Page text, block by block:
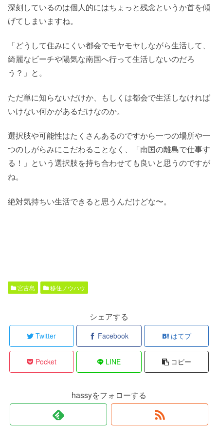
深刻しているのは個人的にはちょっと残念というか首を傾
げてしまいますね。
「どうして住みにくい都会でモヤモヤしながら生活して、
綺麗なビーチや陽気な南国へ行って生活しないのだろ
う？」と。
ただ単に知らないだけか、もしくは都会で生活しなければ
いけない何かがあるだけなのか。
選択肢や可能性はたくさんあるのですから一つの場所や一
つのしがらみにこだわることなく、「南国の離島で仕事す
る！」という選択肢を持ち合わせても良いと思うのですが
ね。
絶対気持ちい生活できると思うんだけどな〜。
宮古島 移住ノウハウ
シェアする
Twitter Facebook はてブ
Pocket LINE コピー
hassyをフォローする